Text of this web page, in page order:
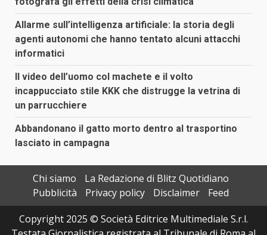
Allarme sull’intelligenza artificiale: la storia degli
agenti autonomi che hanno tentato alcuni attacchi
informatici
Il video dell’uomo col machete e il volto
incappucciato stile KKK che distrugge la vetrina di
un parrucchiere
Abbandonano il gatto morto dentro al trasportino
lasciato in campagna
Chi siamo
La Redazione di Blitz Quotidiano
Pubblicità
Privacy policy Disclaimer
Feed
Copyright 2025 © Società Editrice Multimediale S.r.l.